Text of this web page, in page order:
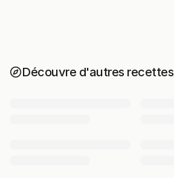
Découvre d'autres recettes